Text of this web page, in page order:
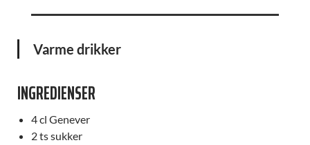
Varme drikker
INGREDIENSER
4 cl Genever
2 ts sukker